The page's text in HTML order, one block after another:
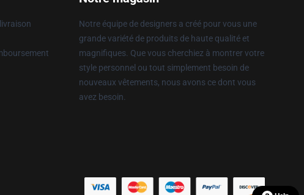
Notre équipe de designers a créé pour vous une
grande variété de produits de haute qualité et
magnifiques. Que vous cherchiez à montrer votre
style personnel ou tout simplement besoin de
nouveaux vêtements, nous avons ce dont vous
avez besoin.